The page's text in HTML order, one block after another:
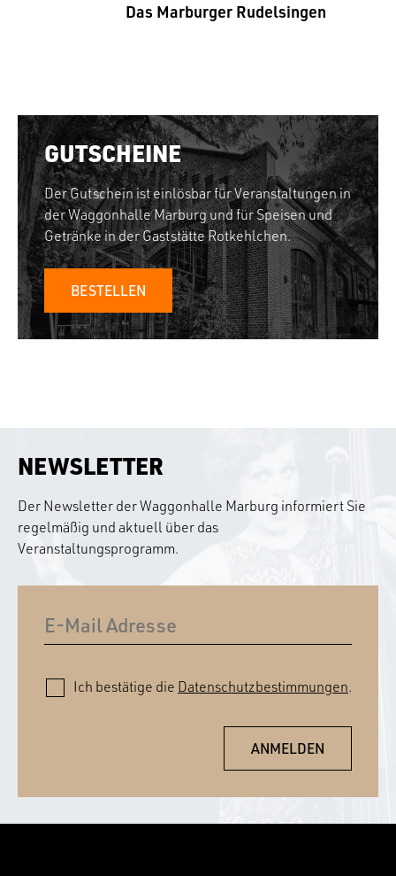
Das Marburger Rudelsingen
GUTSCHEINE
Der Gutschein ist einlösbar für Veranstaltungen in
der Waggonhalle Marburg und für Speisen und
Getränke in der Gaststätte Rotkehlchen.
BESTELLEN
NEWSLETTER
Der Newsletter der Waggonhalle Marburg informiert Sie
regelmäßig und aktuell über das
Veranstaltungsprogramm.
Ich bestätige die Datenschutzbestimmungen.